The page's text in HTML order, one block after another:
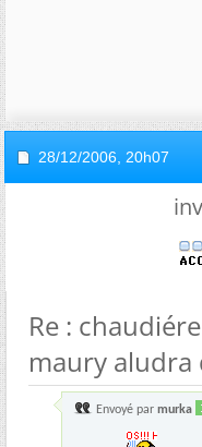
28/12/2006, 20h07
Re :
maury aludra
Envoyé par murka